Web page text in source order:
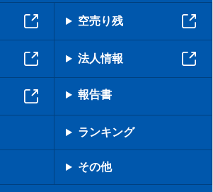
空売り残
法人情報
報告書
ランキング
その他